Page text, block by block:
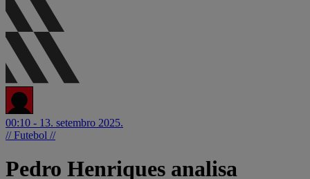
00:10 - 13. setembro 2025.
// Futebol //
Pedro Henriques analisa